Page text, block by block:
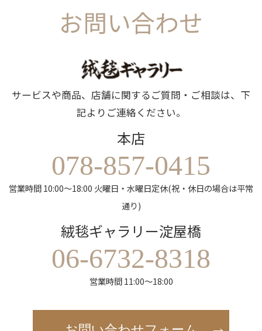
お問い合わせ
サービスや商品、店舗に関するご質問・ご相談は、下
記よりご連絡ください。
本店
078-857-0415
営業時間 10:00～18:00 火曜日・水曜日定休(祝・休日の場合は平常
通り)
絨毯ギャラリー淀屋橋
06-6732-8318
営業時間 11:00～18:00